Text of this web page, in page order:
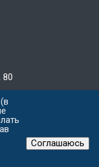
80
защищены 2026 г.
Соглашаюсь